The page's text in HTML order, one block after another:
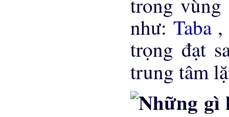
trong vùng
như: Taba ,
trọng đạt
trung tâm